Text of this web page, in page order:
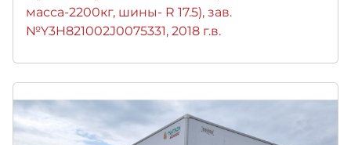
масса-2200кг, шины- R 17.5), зав.
№Y3H821002J0075331, 2018 г.в.